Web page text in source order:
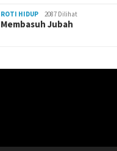
ROTI HIDUP 2087 Dilihat
Membasuh Jubah